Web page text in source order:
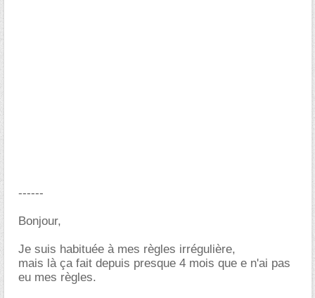
------
Bonjour,
Je suis habituée à mes règles irrégulière,
mais là ça fait depuis presque 4 mois que e n'ai pas
eu mes règles.